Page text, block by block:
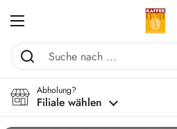
Menü öffnen
Abholung?
Filiale wählen